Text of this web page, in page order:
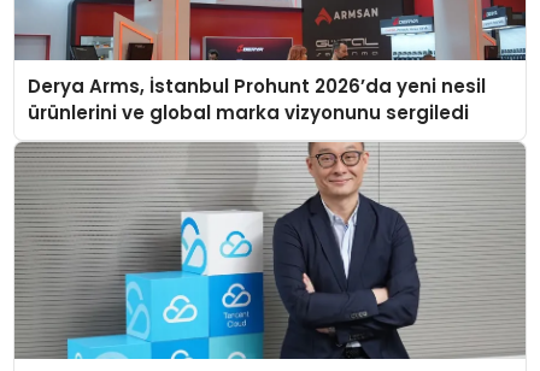
Derya Arms, İstanbul Prohunt 2026’da yeni nesil
ürünlerini ve global marka vizyonunu sergiledi